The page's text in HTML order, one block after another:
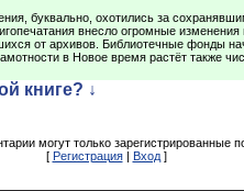
буквально, охотились за
внесло огромные изменения
от архивов. Библиотечные фонды
в Новое время растёт также
книге? ↓
могут только зарегистрированные
[ Регистрация| Вход]